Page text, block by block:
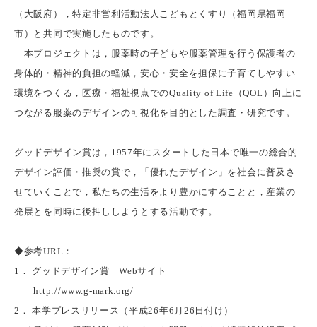
（大阪府），特定非営利活動法人こどもとくすり（福岡県福岡
市）と共同で実施したものです。
本プロジェクトは，服薬時の子どもや服薬管理を行う保護者の
身体的・精神的負担の軽減，安心・安全を担保に子育てしやすい
環境をつくる，医療・福祉視点でのQuality of Life（QOL）向上に
つながる服薬のデザインの可視化を目的とした調査・研究です。
グッドデザイン賞は，1957年にスタートした日本で唯一の総合的
デザイン評価・推奨の賞で，「優れたデザイン」を社会に普及さ
せていくことで，私たちの生活をより豊かにすることと，産業の
発展とを同時に後押ししようとする活動です。
◆参考URL：
1． グッドデザイン賞 Webサイト
http://www.g-mark.org/
2． 本学プレスリリース（平成26年6月26日付け）